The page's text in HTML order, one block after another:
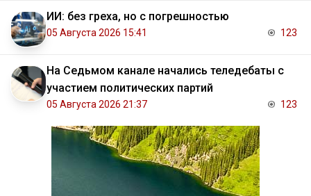
ИИ: без греха, но с погрешностью
05 Августа 2026 15:41 123
На Седьмом канале начались теледебаты с
участием политических партий
05 Августа 2026 21:37 123